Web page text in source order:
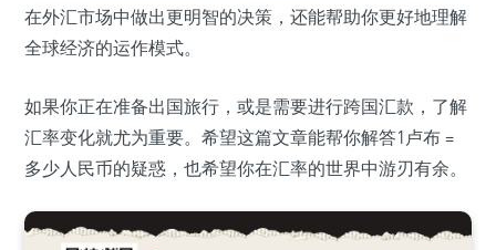
在外汇市场中做出更明智的决策，还能帮助你更好地理解
全球经济的运作模式。
如果你正在准备出国旅行，或是需要进行跨国汇款，了解
汇率变化就尤为重要。希望这篇文章能帮你解答1卢布 =
多少人民币的疑惑，也希望你在汇率的世界中游刃有余。